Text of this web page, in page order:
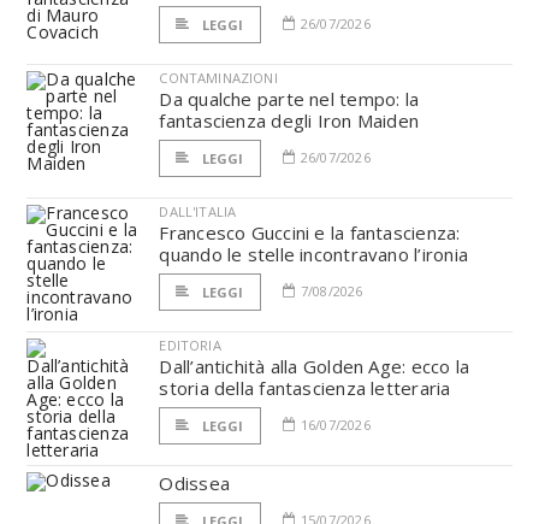
LEGGI 26/07/2026
CONTAMINAZIONI
Da qualche parte nel tempo: la
fantascienza degli Iron Maiden
LEGGI 26/07/2026
DALL'ITALIA
Francesco Guccini e la fantascienza:
quando le stelle incontravano l’ironia
LEGGI 7/08/2026
EDITORIA
Dall’antichità alla Golden Age: ecco la
storia della fantascienza letteraria
LEGGI 16/07/2026
Odissea
15/07/2026